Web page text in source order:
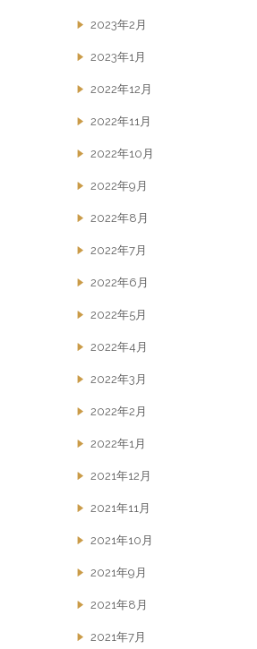
2023年2月
2023年1月
2022年12月
2022年11月
2022年10月
2022年9月
2022年8月
2022年7月
2022年6月
2022年5月
2022年4月
2022年3月
2022年2月
2022年1月
2021年12月
2021年11月
2021年10月
2021年9月
2021年8月
2021年7月